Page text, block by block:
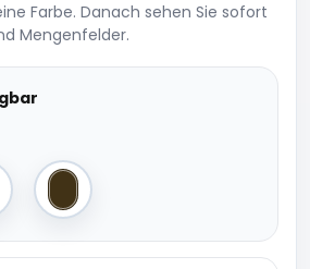
Farbe. Danach sehen Sie sofort
Mengenfelder.
Olive Green